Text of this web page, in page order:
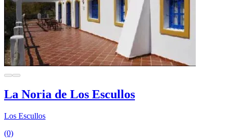
La Noria de Los Escullos
Los Escullos
(0)